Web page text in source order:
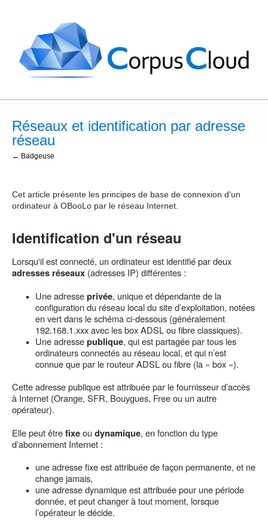
Réseaux et identification par adresse
réseau
← Badgeuse
Cet article présente les principes de base de connexion d'un
ordinateur à OBooLo par le réseau Internet.
Identification d'un réseau
Lorsqu'il est connecté, un ordinateur est identifié par deux
adresses réseaux (adresses IP) différentes :
Une adresseprivée, unique et dépendante de la
configuration du réseau local du site d’exploitation, notées
en vert dans le schéma ci-dessous (généralement
192.168.1.xxx avec les box ADSL ou fibre classiques).
Une adressepublique, qui est partagée par tous les
ordinateurs connectés au réseau local, et qui n’est
connue que par le routeur ADSL ou fibre (la « box »).
Cette adresse publique est attribuée par le fournisseur d’accès
à Internet (Orange, SFR, Bouygues, Free ou un autre
opérateur).
Elle peut êtrefixeou dynamique, en fonction du type
d’abonnement Internet :
une adresse fixe est attribuée de façon permanente, et ne
change jamais,
une adresse dynamique est attribuée pour une période
donnée, et peut changer à tout moment, lorsque
l’opérateur le décide.